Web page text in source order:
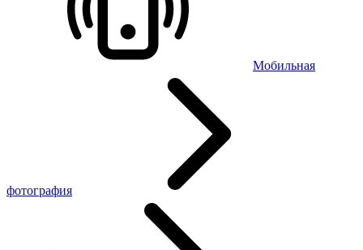
Мобильная
фотография